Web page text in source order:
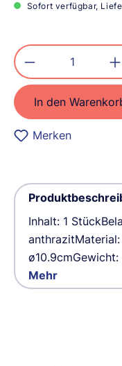
Sofort verfügbar,
Produkt
In den
Merken
Inhalt: 1
Mehr